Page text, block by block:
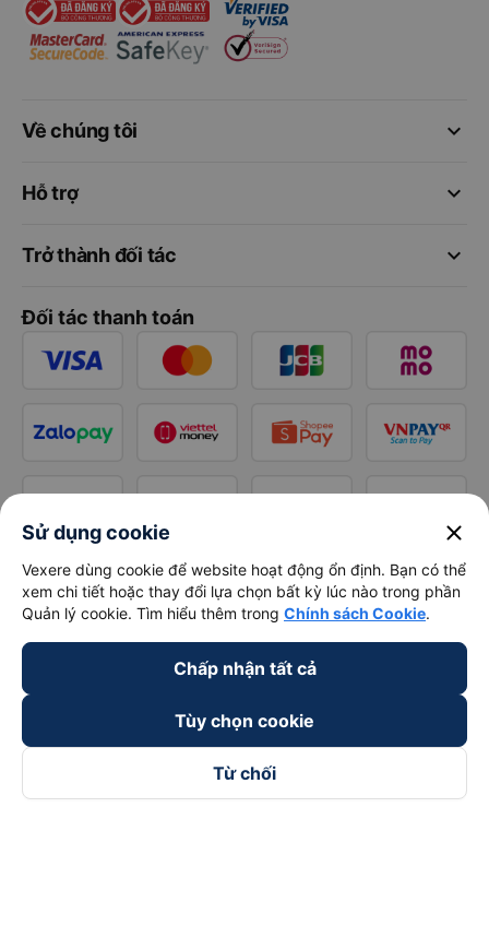
keyboard_arrow_down
Về chúng tôi
keyboard_arrow_down
Hỗ trợ
keyboard_arrow_down
Trở thành đối tác
Đối tác thanh toán
Sử dụng cookie close
Vexere dùng cookie để website hoạt động ổn định. Bạn có thể
xem chi tiết hoặc thay đổi lựa chọn bất kỳ lúc nào trong phần
Quản lý cookie. Tìm hiểu thêm trong Chính sách Cookie.
Chấp nhận tất cả
Tùy chọn cookie
Từ chối